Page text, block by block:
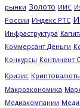
рынки Золото ИИС
России Индекс РТС
Инфраструктура
Коммерсант Деньги
Конкурсы Континент
Кризис Криптовалюты
Макроэкономика
Медиакомпании